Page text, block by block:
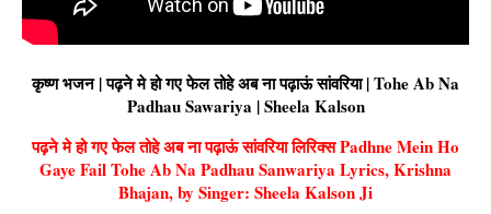
कृष्ण भजन | पढ़ने मे हो गए फेल तोहे अब ना पढ़ाऊं सांवरिया | Tohe Ab Na
Padhau Sawariya | Sheela Kalson
पढ़ने मे हो गए फेल तोहे अब ना पढ़ाऊं सांवरिया लिरिक्स Padhne Mein Ho
Gaye Fail Tohe Ab Na Padhau Sanwariya Lyrics, Krishna
Bhajan, by Singer: Sheela Kalson Ji